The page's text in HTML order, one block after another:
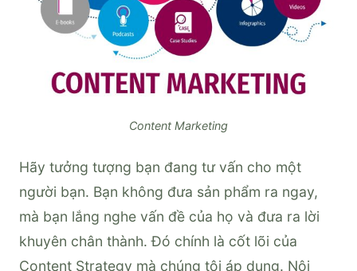
Content Marketing
Hãy tưởng tượng bạn đang tư vấn cho một
người bạn. Bạn không đưa sản phẩm ra ngay,
mà bạn lắng nghe vấn đề của họ và đưa ra lời
khuyên chân thành. Đó chính là cốt lõi của
Content Strategy mà chúng tôi áp dụng. Nội